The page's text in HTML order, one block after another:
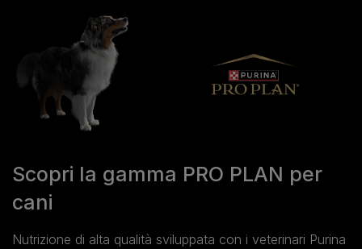
Scopri la gamma PRO PLAN per
cani
Nutrizione di alta qualità sviluppata con i veterinari Purina